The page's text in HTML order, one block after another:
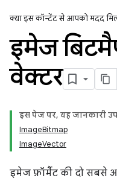
क्या इस कॉन्टेंट से आपको मदद
इमेज
वेक्टर
इस पेज पर, यह जानकारी
ImageBitmap
ImageVector
इमेज फ़ॉर्मैट की दो सबसे